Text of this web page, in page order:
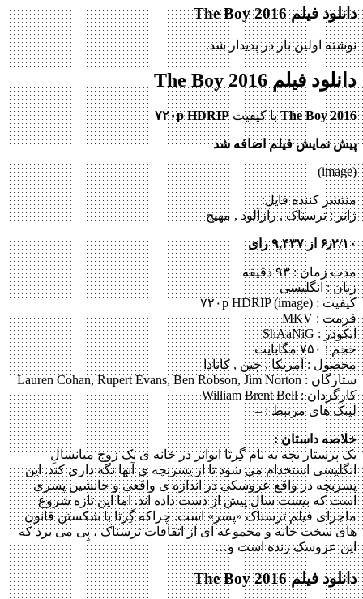
دانلود فیلم The Boy 2016
نوشته اولین بار در پدیدار شد.
دانلود فیلم The Boy 2016
The Boy 2016با کیفیت ۷۲۰p HDRIP
پیش نمایش فیلم اضافه شد
(image)
منتشر کننده فایل:
ژانر : ترسناک , رازآلود , مهیج
۶٫۲/۱۰ از ۹,۴۳۷ رای
مدت زمان : ۹۳ دقیقه
زبان : انگلیسی
کیفیت : ۷۲۰p HDRIP (image)
فرمت : MKV
انکودر : ShAaNiG
حجم : ۷۵۰ مگابایت
محصول : آمریکا , چین , کانادا
ستارگان :Lauren Cohan, Rupert Evans, Ben Robson, Jim Norton
کارگردان :William Brent Bell
لینک های مرتبط : –
خلاصه داستان :
یک پرستار بچه به نام گِرتا ایوانز در خانه ی یک زوج میانسالِ
انگلیسی استخدام می شود تا از پسربچه ی آنها نگه داری کند. این
پسربچه در واقع عروسکی در اندازه ی واقعی و جانشین پسری
است که بیست سال پیش از دست داده اند. اما این تازه شروع
ماجرای فیلم ترسناک «پسر» است. چراکه گِرتا با شکستن قانون
های سخت خانه و مجموعه ای از اتفاقات ترسناک ، پِی می برد که
این عروسک زنده است و…
دانلود فیلم The Boy 2016